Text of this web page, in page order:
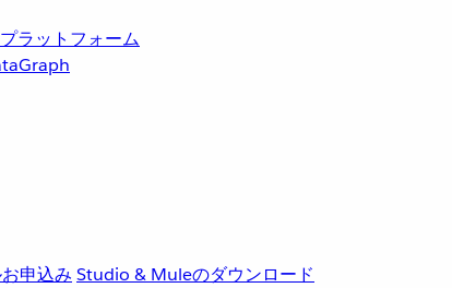
ラットフォーム
申込み Studio & Muleのダウンロード